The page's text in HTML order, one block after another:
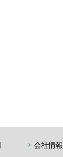
会社情報